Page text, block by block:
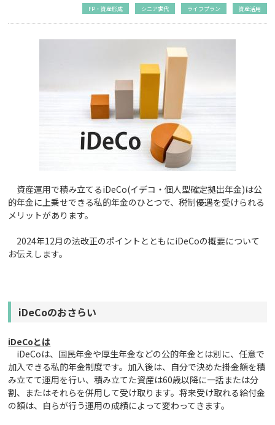
FP・資産形成 シニア世代 ライフプラン 資産活用
資産運用で積み立てるiDeCo(イデコ・個人型確定拠出年金)は公
的年金に上乗せできる私的年金のひとつで、税制優遇を受けられる
メリットがあります。
2024年12月の法改正のポイントとともにiDeCoの概要について
お伝えします。
iDeCoのおさらい
iDeCoとは
iDeCoは、国民年金や厚生年金などの公的年金とは別に、任意で
加入できる私的年金制度です。加入後は、自分で決めた掛金額を積
み立てて運用を行い、積み立てた資産は60歳以降に一括または分
割、またはそれらを併用して受け取ります。将来受け取れる給付金
の額は、自らが行う運用の成績によって変わってきます。